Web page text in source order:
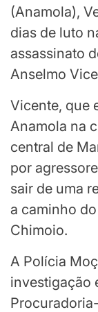
(Anamola),
dias de luto
assassinato
Anselmo
Vicente, que
Anamola na
central de
por
sair de uma
a caminho
Chimoio.
A Polícia
investigação